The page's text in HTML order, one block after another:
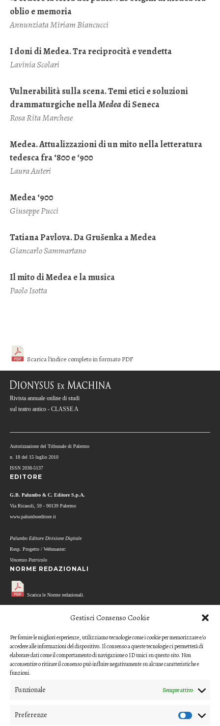
Gestisci Consenso Cookie
Per fornire le migliori esperienze, utilizziamo tecnologie come i cookie per memorizzare e/o
accedere alle informazioni del dispositivo. Il consenso a queste tecnologie ci permetterà di
elaborare dati come il comportamento di navigazione o ID unici su questo sito. Non
acconsentire o ritirare il consenso può influire negativamente su alcune caratteristiche e
funzioni.
Funzionale Sempre attivo
Preferenze
oblio e memoria
Annunziata Miriam Biancucci
I doni di Medea. Tra reciprocità e vendetta
Lavinia Scolari
Vulnerabilità sulla scena. Temi etici e soluzioni
drammaturgiche nellaMedeadi Seneca
Rosa Rita Marchese
Medea. Attualizzazioni di un mito nella letteratura
tedesca fra ‘800 e ‘900
Laura Auteri
Medea ‘900
Giuseppe Pucci
Tatiana Pavlova. Da Grušenka a Medea
Giancarlo Sammartano
Il mito di Medea e la musica
Paolo Isotta
Scarica l'indice completo in formato PDF
Rivista annuale online di studi
sul teatro antico - CLASSE A
Autorizzazione del Tribunale di Palermo
n. 18 del 15 luglio 2010
ISSN 2038-5137
EDITORE
G.B. Palumbo & C. Editore S.p.A.
Via Ricasoli, 59 - 90139 Palermo
www.palumboeditore.it
Palumbo Editore Divisione Digitale
Resp. Progetto / Webmaster:
Vincenzo Patricolo
NORME REDAZIONALI
Scarica le Norme redazionali.
MODELLO REFEREE
Scarica il questionario di valutazione
(modello per i referee)
CODICE ETICO
COME INVIARE UN CONTRIBUTO